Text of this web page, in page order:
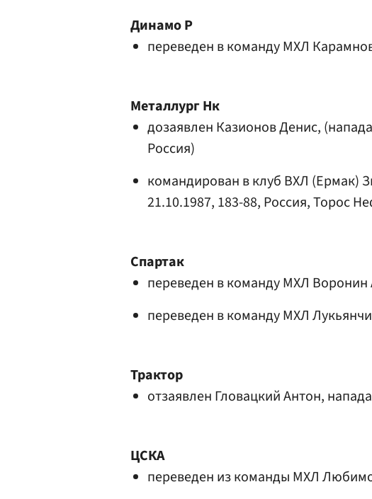
Динамо Р
переведен в команду МХЛ
Металлург Нк
дозаявлен Казионов Денис,
Россия)
командирован в клуб ВХЛ (Ермак)
21.10.1987, 183-88, Россия, Торос
Спартак
переведен в команду МХЛ Воронин
переведен в команду МХЛ
Трактор
отзаявлен Гловацкий Антон,
ЦСКА
переведен из команды МХЛ